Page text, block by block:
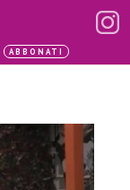
ABBONATI